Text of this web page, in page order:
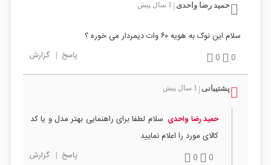
حمید رضا واحدی 1 سال پیش
سلام این نوک به هویه ۶۰ وات دیمردار می خوره ؟
0
0 پاسخ | گزارش
پشتیبانی 1 سال پیش
حمید رضا واحدی سلام لطفا برای راهنمایی بهتر مدل و یا کد
کالای مورد را اعلام نمایید
0
0 پاسخ | گزارش